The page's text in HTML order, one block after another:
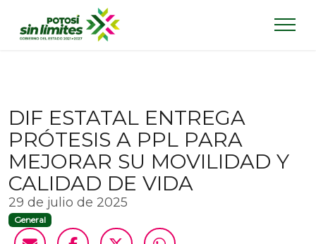
DIF ESTATAL ENTREGA
PRÓTESIS A PPL PARA
MEJORAR SU MOVILIDAD Y
CALIDAD DE VIDA
29 de julio de 2025
General